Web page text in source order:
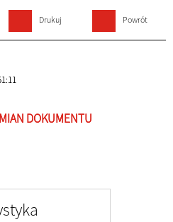
Drukuj Powrót
DOKUMENTU